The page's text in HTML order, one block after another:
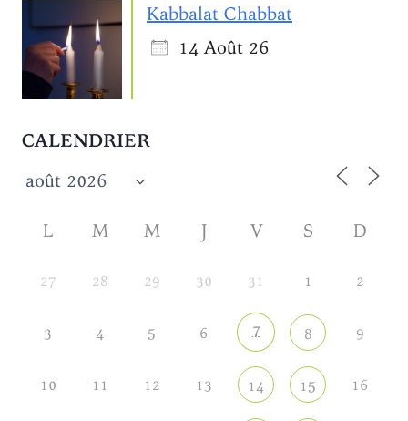
Kabbalat Chabbat
14 Août 26
CALENDRIER
L M M J V S D
27 28 29 30 31 1 2
3 4 5 6 7 8 9
10 11 12 13 14 15 16